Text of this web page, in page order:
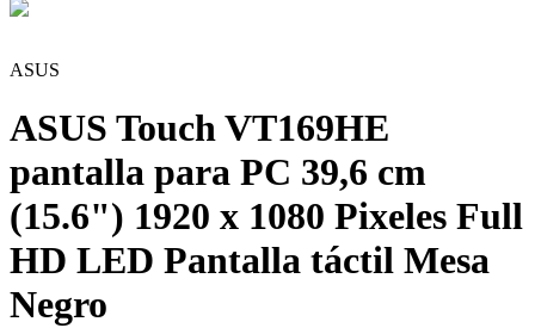
ASUS
ASUS Touch VT169HE
pantalla para PC 39,6 cm
(15.6") 1920 x 1080 Pixeles Full
HD LED Pantalla táctil Mesa
Negro